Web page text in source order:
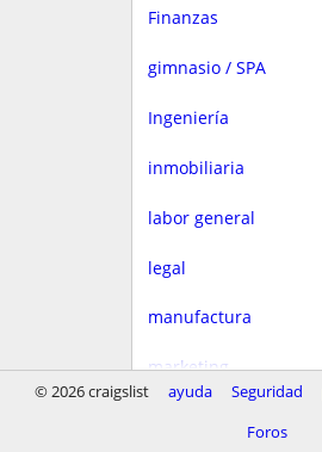
Finanzas
gimnasio / SPA
Ingeniería
inmobiliaria
labor general
legal
manufactura
marketing
© 2026 craigslist ayuda Seguridad
Foros